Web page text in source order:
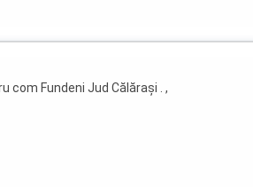
com Fundeni Jud Călărași . ,